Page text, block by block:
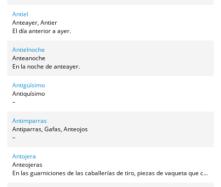
Antiel
Anteayer, Antier
El día anterior a ayer.
Antielnoche
Anteanoche
En la noche de anteayer.
Antigüísimo
Antiquísimo
–
Antimparras
Antiparras, Gafas, Anteojos
–
Antojera
Anteojeras
En las guarniciones de las caballerías de tiro, piezas de vaqueta que caen junto a los ojos del animal. Su función es evitar que vea por los lados y así no se asuste o distraiga.